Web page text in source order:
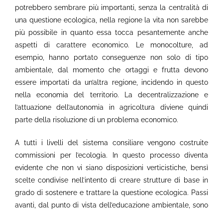
potrebbero sembrare più importanti, senza la centralità di
una questione ecologica, nella regione la vita non sarebbe
più possibile in quanto essa tocca pesantemente anche
aspetti di carattere economico. Le monocolture, ad
esempio, hanno portato conseguenze non solo di tipo
ambientale, dal momento che ortaggi e frutta devono
essere importati da un’altra regione, incidendo in questo
nella economia del territorio. La decentralizzazione e
l’attuazione dell’autonomia in agricoltura diviene quindi
parte della risoluzione di un problema economico.
A tutti i livelli del sistema consiliare vengono costruite
commissioni per l’ecologia. In questo processo diventa
evidente che non vi siano disposizioni verticistiche, bensì
scelte condivise nell’intento di creare strutture di base in
grado di sostenere e trattare la questione ecologica. Passi
avanti, dal punto di vista dell’educazione ambientale, sono